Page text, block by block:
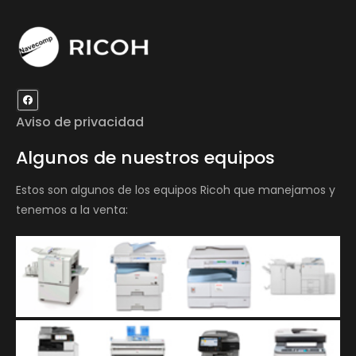
Aviso de privacidad
Algunos de nuestros equipos
Estos son algunos de los equipos Ricoh que manejamos y
tenemos a la venta: